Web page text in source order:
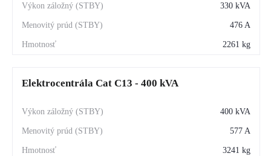
330 kVA
476 A
2261 kg
Elektrocentrála Cat C13 - 400 kVA
400 kVA
577 A
3241 kg